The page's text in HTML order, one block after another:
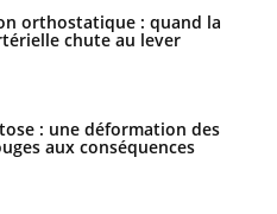
orthostatique : quand la
chute au lever
: une déformation des
aux conséquences